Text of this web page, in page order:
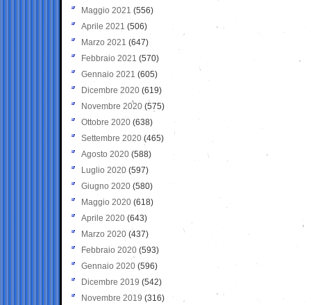
Maggio 2021 (556)
Aprile 2021 (506)
Marzo 2021 (647)
Febbraio 2021 (570)
Gennaio 2021 (605)
Dicembre 2020 (619)
Novembre 2020 (575)
Ottobre 2020 (638)
Settembre 2020(465)
Agosto 2020 (588)
Luglio 2020 (597)
Giugno 2020 (580)
Maggio 2020 (618)
Aprile 2020 (643)
Marzo 2020 (437)
Febbraio 2020 (593)
Gennaio 2020 (596)
Dicembre 2019 (542)
Novembre 2019 (316)